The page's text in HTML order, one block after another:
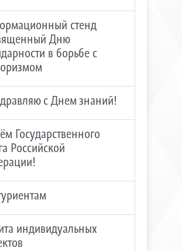
стенд
Дню
в борьбе с
с Днем знаний!
Государственного
Российской
индивидуальных